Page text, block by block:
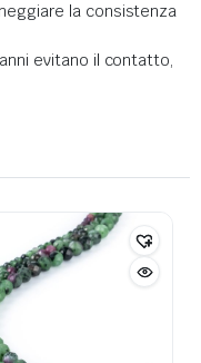
la consistenza
evitano il contatto,